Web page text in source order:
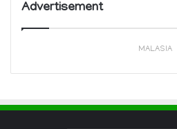
Advertisement
MALASIA